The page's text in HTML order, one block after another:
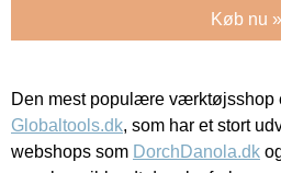
Køb nu »
Den mest populære værktøjsshop
Globaltools.dk, som har et stort
webshops som DorchDanola.dk